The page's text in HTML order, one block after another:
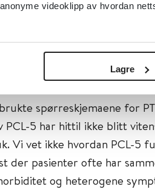
videoklipp av hvordan
Lagre
Stress Disorder Checklist
spørreskjemaene for
PCL-5 har hittil ikke blitt
Vi vet ikke hvordan PCL-5
der pasienter ofte har
og heterogene